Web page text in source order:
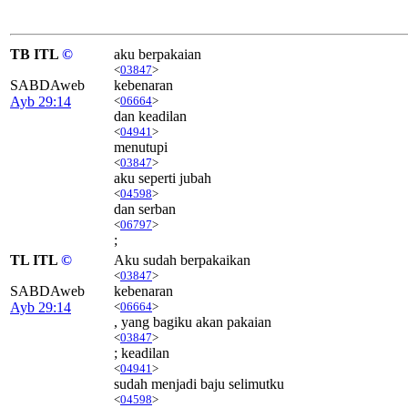
TB ITL ©
SABDAweb
Ayb 29:14
aku berpakaian
<03847>
kebenaran
<06664>
dan keadilan
<04941 >
menutupi
<03847>
aku seperti jubah
<04598>
dan serban
<06797>
;
TL ITL ©
SABDAweb
Ayb 29:14
Aku sudah berpakaikan
<03847>
kebenaran
<06664>
, yang bagiku akan pakaian
<03847>
; keadilan
<04941 >
sudah menjadi baju selimutku
<04598>